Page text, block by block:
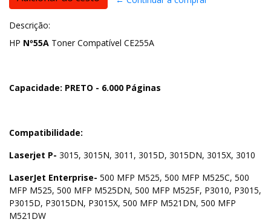
Descrição:
HP Nº55A Toner Compatível CE255A
Capacidade: PRETO - 6.000 Páginas
Compatibilidade:
Laserjet P- 3015, 3015N, 3011, 3015D, 3015DN, 3015X, 3010
LaserJet Enterprise- 500 MFP M525, 500 MFP M525C, 500
MFP M525, 500 MFP M525DN, 500 MFP M525F, P3010, P3015,
P3015D, P3015DN, P3015X, 500 MFP M521DN, 500 MFP
M521DW